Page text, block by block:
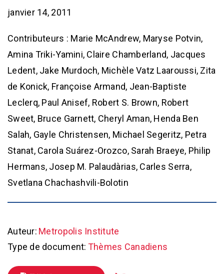
janvier 14, 2011
Contributeurs : Marie McAndrew, Maryse Potvin,
Amina Triki-Yamini, Claire Chamberland, Jacques
Ledent, Jake Murdoch, Michèle Vatz Laaroussi, Zita
de Konick, Françoise Armand, Jean-Baptiste
Leclerq, Paul Anisef, Robert S. Brown, Robert
Sweet, Bruce Garnett, Cheryl Aman, Henda Ben
Salah, Gayle Christensen, Michael Segeritz, Petra
Stanat, Carola Suárez-Orozco, Sarah Braeye, Philip
Hermans, Josep M. Palaudàrias, Carles Serra,
Svetlana Chachashvili-Bolotin
Auteur: Metropolis Institute
Type de document: Thèmes Canadiens